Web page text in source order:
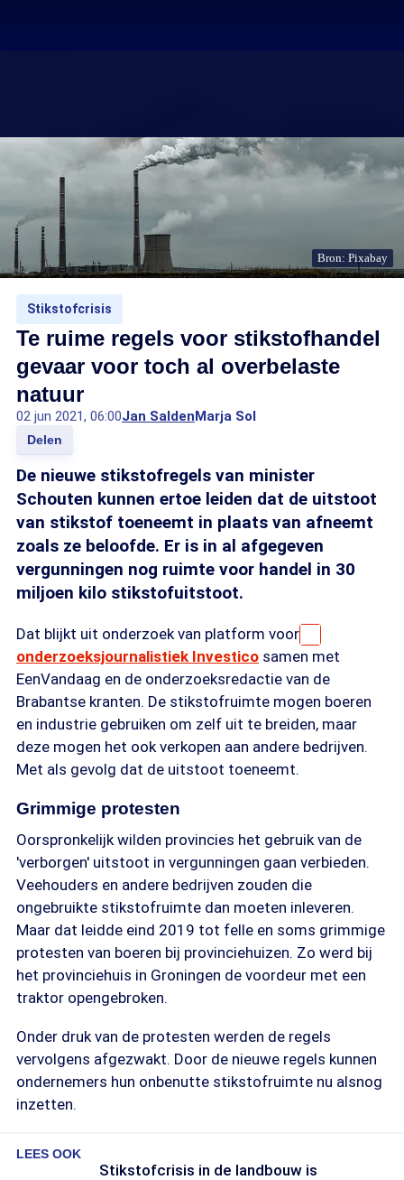
Bron: Pixabay
Stikstofcrisis
Te ruime regels voor stikstofhandel
gevaar voor toch al overbelaste
natuur
02 jun 2021, 06:00Jan SaldenMarja Sol
Delen
De nieuwe stikstofregels van minister
Schouten kunnen ertoe leiden dat de uitstoot
van stikstof toeneemt in plaats van afneemt
zoals ze beloofde. Er is in al afgegeven
vergunningen nog ruimte voor handel in 30
miljoen kilo stikstofuitstoot.
Dat blijkt uit onderzoek van platform voor
onderzoeksjournalistiek Investico samen met
EenVandaag en de onderzoeksredactie van de
Brabantse kranten. De stikstofruimte mogen boeren
en industrie gebruiken om zelf uit te breiden, maar
deze mogen het ook verkopen aan andere bedrijven.
Met als gevolg dat de uitstoot toeneemt.
Grimmige protesten
Oorspronkelijk wilden provincies het gebruik van de
'verborgen' uitstoot in vergunningen gaan verbieden.
Veehouders en andere bedrijven zouden die
ongebruikte stikstofruimte dan moeten inleveren.
Maar dat leidde eind 2019 tot felle en soms grimmige
protesten van boeren bij provinciehuizen. Zo werd bij
het provinciehuis in Groningen de voordeur met een
traktor opengebroken.
Onder druk van de protesten werden de regels
vervolgens afgezwakt. Door de nieuwe regels kunnen
ondernemers hun onbenutte stikstofruimte nu alsnog
inzetten.
LEES OOK
Stikstofcrisis in de landbouw is